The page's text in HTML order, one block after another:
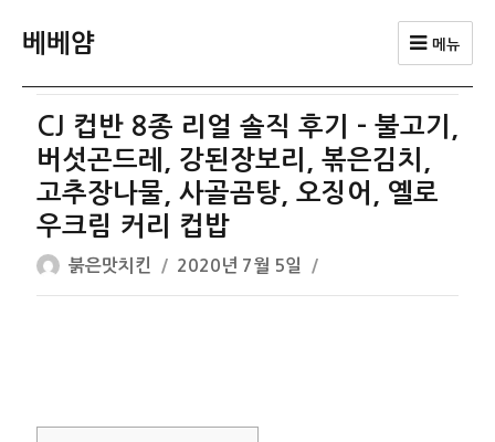
베베얌 메뉴
CJ 컵반 8종 리얼 솔직 후기 – 불고기,
버섯곤드레, 강된장보리, 볶은김치,
고추장나물, 사골곰탕, 오징어, 옐로
우크림 커리 컵밥
글
쓴
붉은맛치킨
작
성
2020년 7월 5일